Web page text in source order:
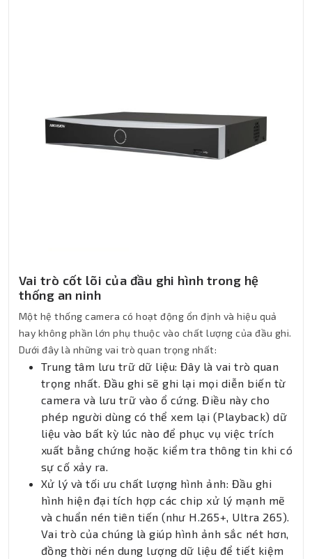
Vai trò cốt lõi của đầu ghi hình trong hệ
thống an ninh
Một hệ thống camera có hoạt động ổn định và hiệu quả
hay không phần lớn phụ thuộc vào chất lượng của đầu ghi.
Dưới đây là những vai trò quan trọng nhất:
Trung tâm lưu trữ dữ liệu: Đây là vai trò quan
trọng nhất. Đầu ghi sẽ ghi lại mọi diễn biến từ
camera và lưu trữ vào ổ cứng. Điều này cho
phép người dùng có thể xem lại (Playback) dữ
liệu vào bất kỳ lúc nào để phục vụ việc trích
xuất bằng chứng hoặc kiểm tra thông tin khi có
sự cố xảy ra.
Xử lý và tối ưu chất lượng hình ảnh: Đầu ghi
hình hiện đại tích hợp các chip xử lý mạnh mẽ
và chuẩn nén tiên tiến (như H.265+, Ultra 265).
Vai trò của chúng là giúp hình ảnh sắc nét hơn,
đồng thời nén dung lượng dữ liệu để tiết kiệm